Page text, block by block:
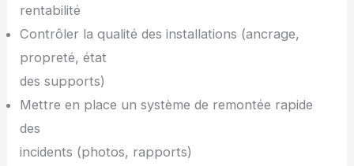
rentabilité
Contrôler la qualité des installations (ancrage,
propreté, état
des supports)
Mettre en place un système de remontée rapide
des
incidents (photos, rapports)